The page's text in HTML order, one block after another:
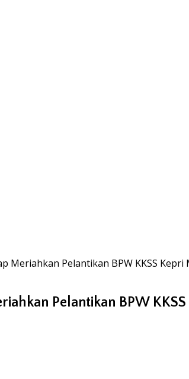
Meriahkan Pelantikan BPW KKSS Kepri
Pelantikan BPW